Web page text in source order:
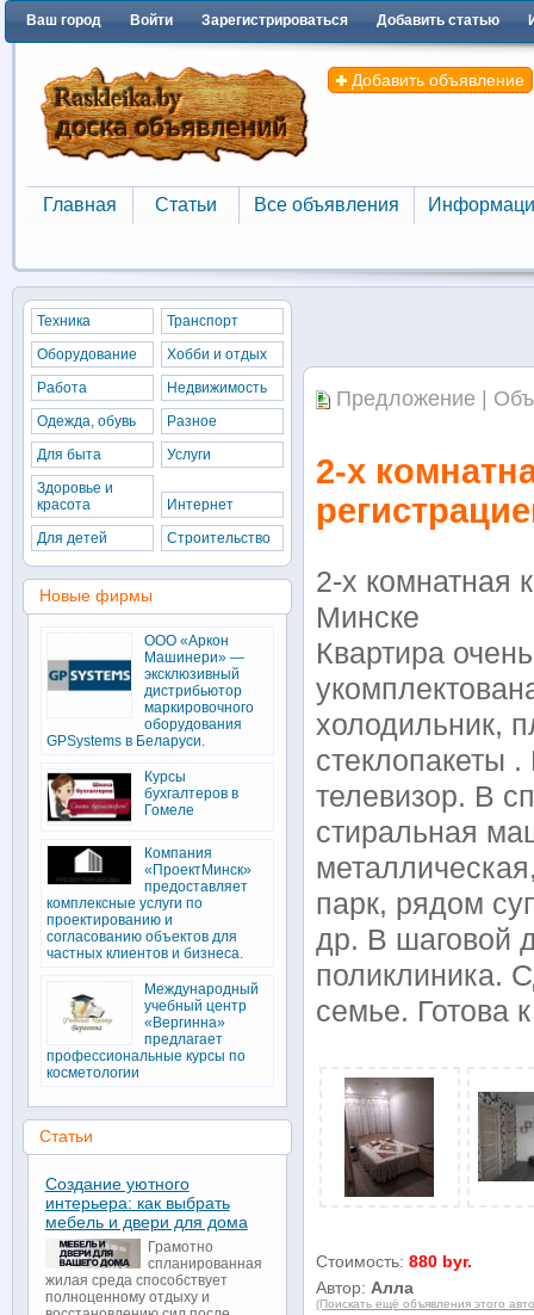
Ваш город Войти Зарегистрироваться Добавить статью
Добавить объявление
Главная
Главная
Статьи
Статьи
Все объявления
Все объявления
Предложение |
2-х
2-х комнатная
Минске
Квартира
холодильник,
стеклопакеты
телевизор. В
стиральная
парк, рядом
др. В шаговой
поликлиника.
семье. Готова
Стоимость:880 byr.
Автор: Алла
(Поискать ещё объявления этого
Техника
Транспорт
Оборудование
Хобби и отдых
Работа
Недвижимость
Одежда, обувь
Разное
Для быта
Услуги
Здоровье и
красота
Интернет
Для детей
Строительство
Новые фирмы
ООО «Аркон
Машинери» —
эксклюзивный
дистрибьютор
маркировочного
оборудования
GPSystems в Беларуси.
Курсы
бухгалтеров в
Гомеле
Компания
«ПроектМинск»
предоставляет
комплексные услуги по
проектированию и
согласованию объектов для
частных клиентов и бизнеса.
Международный
учебный центр
«Вергинна»
предлагает
профессиональные курсы по
косметологии
Статьи
Создание уютного
интерьера: как выбрать
мебель и двери для дома
Грамотно
спланированная
жилая среда способствует
полноценному отдыху и